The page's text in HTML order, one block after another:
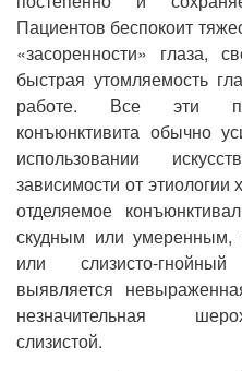
Пациентов беспокоит
«засоренности» глаза,
быстрая утомляемость
работе. Все эти
конъюнктивита обычно
использовании
зависимости от этиологии
отделяемое
скудным или умеренным,
или слизисто-
выявляется
незначительная
слизистой.